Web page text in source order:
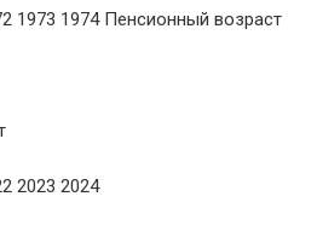
1973 1974 Пенсионный возраст
2023 2024